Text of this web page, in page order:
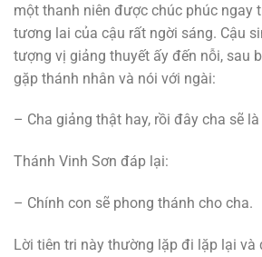
một thanh niên được chúc phúc ngay
tương lai của cậu rất ngời sáng. Cậu
tượng vị giảng thuyết ấy đến nỗi, sau
gặp thánh nhân và nói với ngài:
– Cha giảng thật hay, rồi đây cha sẽ
Thánh Vinh Sơn đáp lại:
– Chính con sẽ phong thánh cho cha.
Lời tiên tri này thường lặp đi lặp lại và